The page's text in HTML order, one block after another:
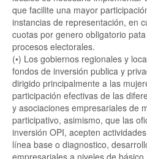
que facilite una mayor
instancias de representación, en
cuotas por genero obligatorio
procesos electorales.
(•) Los gobiernos regionales y
fondos de inversión publica y
dirigido principalmente a las
participación efectivas de las
y asociaciones empresariales de
participativo, asimismo, que las
inversión OPI, acepten
línea base o diagnostico,
empresariales a niveles de